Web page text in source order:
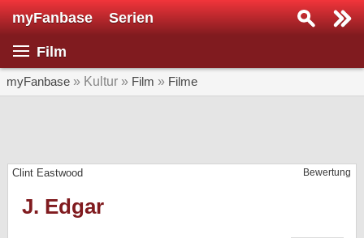
myFanbase Serien
Film
myFanbase » Kultur » Film » Filme
Bewertung
Clint Eastwood
J. Edgar
Serie suchen...
SERIEN